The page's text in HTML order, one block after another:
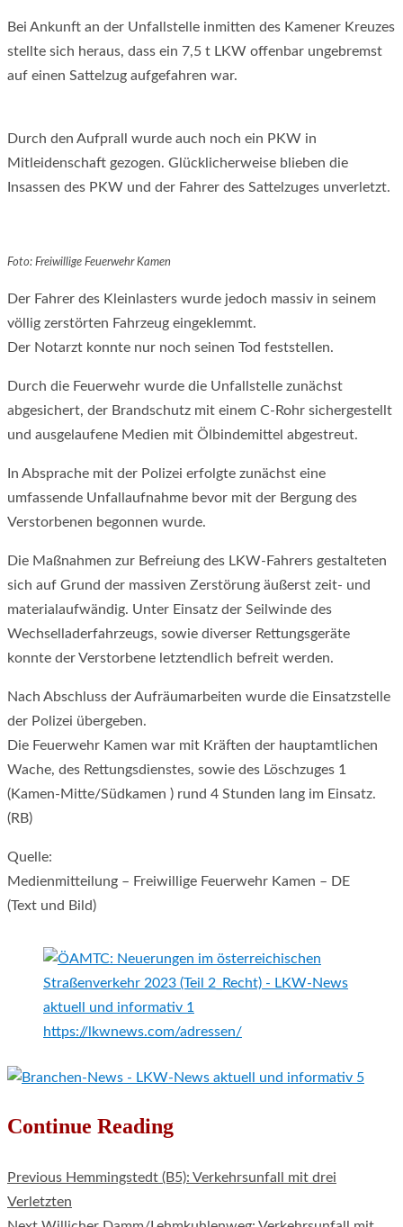
Bei Ankunft an der Unfallstelle inmitten des Kamener Kreuzes
stellte sich heraus, dass ein 7,5 t LKW offenbar ungebremst
auf einen Sattelzug aufgefahren war.
Durch den Aufprall wurde auch noch ein PKW in
Mitleidenschaft gezogen. Glücklicherweise blieben die
Insassen des PKW und der Fahrer des Sattelzuges unverletzt.
Foto: Freiwillige Feuerwehr Kamen
Der Fahrer des Kleinlasters wurde jedoch massiv in seinem
völlig zerstörten Fahrzeug eingeklemmt.
Der Notarzt konnte nur noch seinen Tod feststellen.
Durch die Feuerwehr wurde die Unfallstelle zunächst
abgesichert, der Brandschutz mit einem C-Rohr sichergestellt
und ausgelaufene Medien mit Ölbindemittel abgestreut.
In Absprache mit der Polizei erfolgte zunächst eine
umfassende Unfallaufnahme bevor mit der Bergung des
Verstorbenen begonnen wurde.
Die Maßnahmen zur Befreiung des LKW-Fahrers gestalteten
sich auf Grund der massiven Zerstörung äußerst zeit- und
materialaufwändig. Unter Einsatz der Seilwinde des
Wechselladerfahrzeugs, sowie diverser Rettungsgeräte
konnte der Verstorbene letztendlich befreit werden.
Nach Abschluss der Aufräumarbeiten wurde die Einsatzstelle
der Polizei übergeben.
Die Feuerwehr Kamen war mit Kräften der hauptamtlichen
Wache, des Rettungsdienstes, sowie des Löschzuges 1
(Kamen-Mitte/Südkamen ) rund 4 Stunden lang im Einsatz.
(RB)
Quelle:
Medienmitteilung – Freiwillige Feuerwehr Kamen – DE
(Text und Bild)
https://lkwnews.com/adressen/
Continue Reading
Previous Hemmingstedt (B5): Verkehrsunfall mit drei
Verletzten